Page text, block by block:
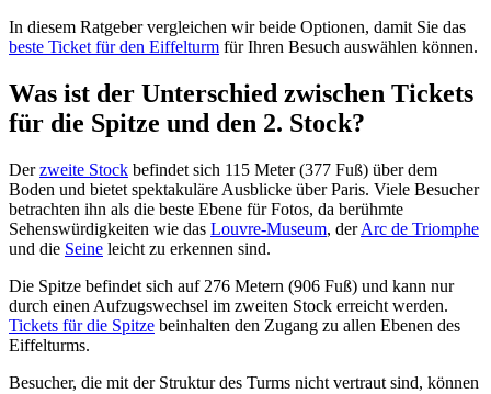
In diesem Ratgeber vergleichen wir beide Optionen, damit Sie das
beste Ticket für den Eiffelturm für Ihren Besuch auswählen können.
Was ist der Unterschied zwischen Tickets
für die Spitze und den 2. Stock?
Derzweite Stock befindet sich 115 Meter (377 Fuß) über dem
Boden und bietet spektakuläre Ausblicke über Paris. Viele Besucher
betrachten ihn als die beste Ebene für Fotos, da berühmte
Sehenswürdigkeiten wie das Louvre-Museum, derArc de Triomphe
und die Seine leicht zu erkennen sind.
Die Spitze befindet sich auf 276 Metern (906 Fuß) und kann nur
durch einen Aufzugswechsel im zweiten Stock erreicht werden.
Tickets für die Spitze beinhalten den Zugang zu allen Ebenen des
Eiffelturms.
Besucher, die mit der Struktur des Turms nicht vertraut sind, können